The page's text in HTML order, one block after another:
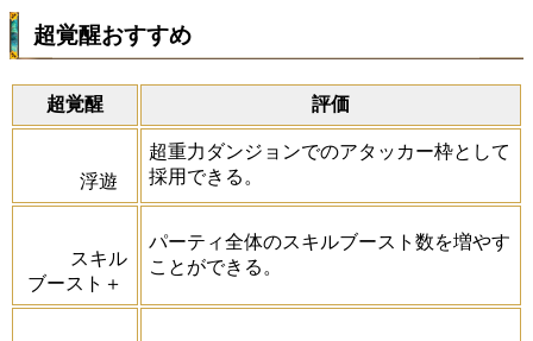
超覚醒おすすめ
超覚醒 評価
浮遊
超重力ダンジョンでのアタッカー枠として
採用できる。
スキル
ブースト＋
パーティ全体のスキルブースト数を増やす
ことができる。